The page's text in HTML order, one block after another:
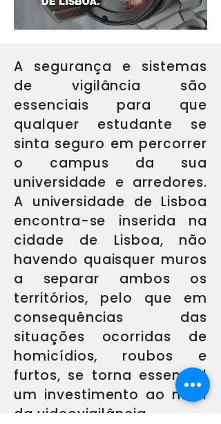
A segurança e sistemas
de vigilância são
essenciais para que
qualquer estudante se
sinta seguro em percorrer
o campus da sua
universidade e arredores.
A universidade de Lisboa
encontra-se inserida na
cidade de Lisboa, não
havendo quaisquer muros
a separar ambos os
territórios, pelo que em
consequências das
situações ocorridas de
homicídios, roubos e
furtos, se torna essencial
um investimento ao nível
da videovigilância.